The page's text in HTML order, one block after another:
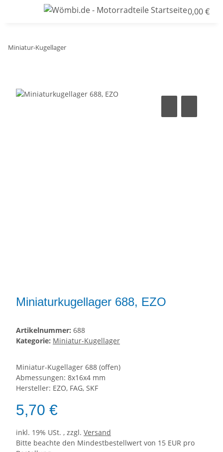
0,00 €
Miniatur-Kugellager
Miniaturkugellager 688, EZO
Artikelnummer: 688
Kategorie: Miniatur-Kugellager
Miniatur-Kugellager 688 (offen)
Abmessungen: 8x16x4 mm
Hersteller: EZO, FAG, SKF
5,70 €
inkl. 19% USt. , zzgl. Versand
Bitte beachte den Mindestbestellwert von 15 EUR pro